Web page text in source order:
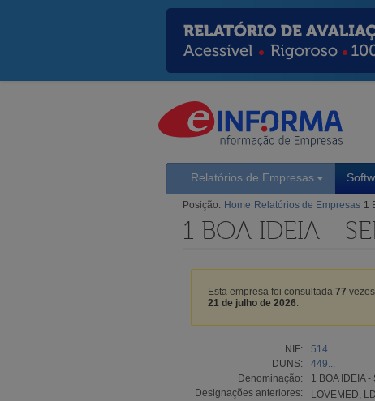
Relatórios de Empresas
Posição: Home Relatórios de Empresas 1
1 BOA IDEIA -
Esta empresa foi consultada 77
21 de julho de 2026
NIF:
514...
DUNS:
449...
Denominação:
1 BOA IDEIA
Designações anteriores:
LOVEMED,